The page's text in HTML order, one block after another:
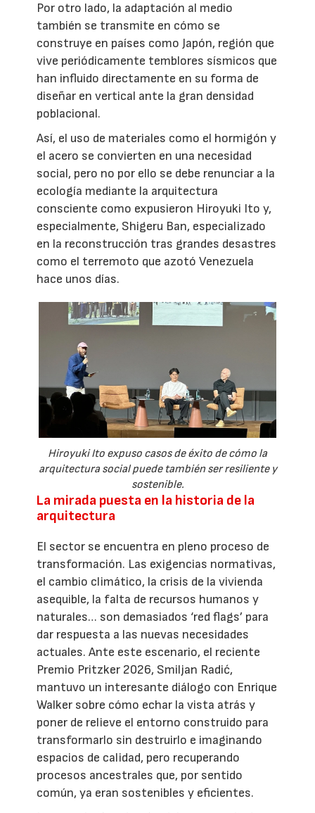
Por otro lado, la adaptación al medio
también se transmite en cómo se
construye en países como Japón, región que
vive periódicamente temblores sísmicos que
han influido directamente en su forma de
diseñar en vertical ante la gran densidad
poblacional.
Así, el uso de materiales como el hormigón y
el acero se convierten en una necesidad
social, pero no por ello se debe renunciar a la
ecología mediante la arquitectura
consciente como expusieron Hiroyuki Ito y,
especialmente, Shigeru Ban, especializado
en la reconstrucción tras grandes desastres
como el terremoto que azotó Venezuela
hace unos días.
Hiroyuki Ito expuso casos de éxito de cómo la
arquitectura social puede también ser resiliente y
sostenible.
La mirada puesta en la historia de la
arquitectura
El sector se encuentra en pleno proceso de
transformación. Las exigencias normativas,
el cambio climático, la crisis de la vivienda
asequible, la falta de recursos humanos y
naturales… son demasiados ‘red flags’ para
dar respuesta a las nuevas necesidades
actuales. Ante este escenario, el reciente
Premio Pritzker 2026, Smiljan Radić,
mantuvo un interesante diálogo con Enrique
Walker sobre cómo echar la vista atrás y
poner de relieve el entorno construido para
transformarlo sin destruirlo e imaginando
espacios de calidad, pero recuperando
procesos ancestrales que, por sentido
común, ya eran sostenibles y eficientes.